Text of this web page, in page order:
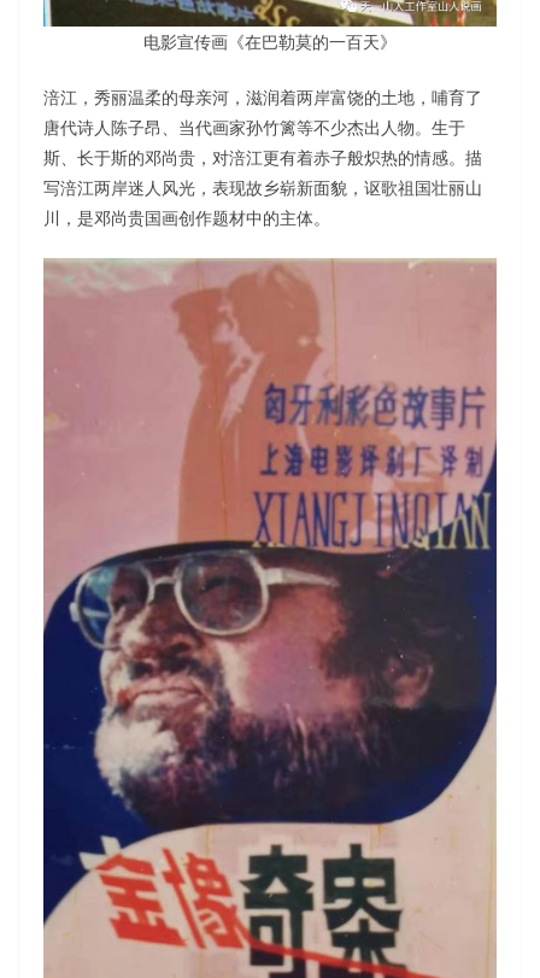
电影宣传画《在巴勒莫的一百天》
涪江，秀丽温柔的母亲河，滋润着两岸富饶的土地，哺育了
唐代诗人陈子昂、当代画家孙竹篱等不少杰出人物。生于
斯、长于斯的邓尚贵，对涪江更有着赤子般炽热的情感。描
写涪江两岸迷人风光，表现故乡崭新面貌，讴歌祖国壮丽山
川，是邓尚贵国画创作题材中的主体。